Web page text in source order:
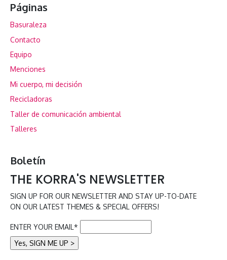
Páginas
Basuraleza
Contacto
Equipo
Menciones
Mi cuerpo, mi decisión
Recicladoras
Taller de comunicación ambiental
Talleres
Boletín
THE KORRA'S NEWSLETTER
SIGN UP FOR OUR NEWSLETTER AND STAY UP-TO-DATE
ON OUR LATEST THEMES & SPECIAL OFFERS!
ENTER YOUR EMAIL*